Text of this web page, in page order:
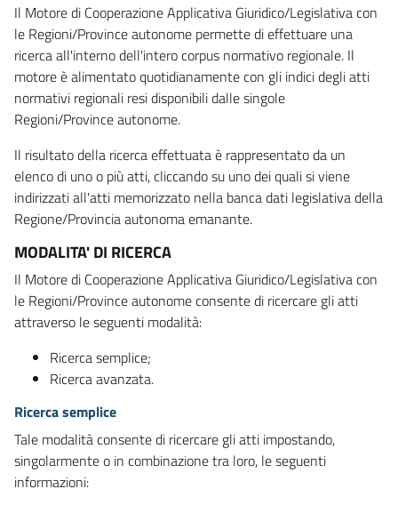
Il Motore di Cooperazione Applicativa Giuridico/Legislativa con
le Regioni/Province autonome permette di effettuare una
ricerca all'interno dell'intero corpus normativo regionale. Il
motore è alimentato quotidianamente con gli indici degli atti
normativi regionali resi disponibili dalle singole
Regioni/Province autonome.
Il risultato della ricerca effettuata è rappresentato da un
elenco di uno o più atti, cliccando su uno dei quali si viene
indirizzati all'atti memorizzato nella banca dati legislativa della
Regione/Provincia autonoma emanante.
MODALITA' DI RICERCA
Il Motore di Cooperazione Applicativa Giuridico/Legislativa con
le Regioni/Province autonome consente di ricercare gli atti
attraverso le seguenti modalità:
Ricerca semplice;
Ricerca avanzata.
Ricerca semplice
Tale modalità consente di ricercare gli atti impostando,
singolarmente o in combinazione tra loro, le seguenti
informazioni: